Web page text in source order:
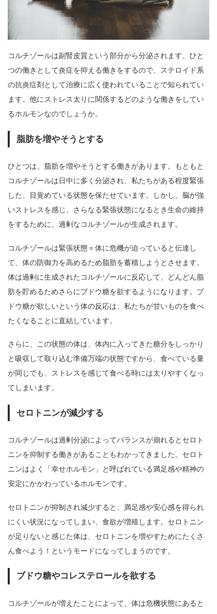
コルチゾールは副腎皮質という部分から分泌されます。ひと
つの働きとして炎症を抑える働きをするので、ステロイド系
の抗炎症剤として治療に広く使われていることで知られてい
ます。他にストレス太りに関係するどのような働きをしてい
るホルモンなのでしょうか。
脂肪を増やそうとする
ひとつは、脂肪を増やそうとする働きがあります。もともと
コルチゾールは日中に多く分泌され、私たちがある程度緊張
した、目覚めている状態を保たせています。しかし、脳が強
いストレスを感じ、さらなる緊張状態になるとき生命の維持
をするために、過剰なコルチゾールが生成されます。
コルチゾールは緊張状態＝体に危機が迫っていると伝達し
て、体の防御力を高めるため脂肪を蓄積しようとさせます。
体は過剰に生成されたコルチゾールに反応して、どんどん脂
肪を貯めるためさらにブドウ糖を欲するようになります。ブ
ドウ糖が欲しいという体の反応は、私たちが甘いものを食べ
たくなることに直結しています。
さらに、この状態の体は、体内に入ってきた糖分をしっかり
と吸収して取り込む準備万端の状態ですから、食べている量
が同じでも、ストレスを感じて食べる時には太りやすくなっ
てしまいます。
セロトニンが減少する
コルチゾールは過剰分泌によってバランスが崩れるとセロト
ニンを抑制する働きがあることもわかってきました。セロト
ニンはよく「幸せホルモン」と呼ばれている満足感や精神の
安定にかかわっているホルモンです。
セロトニンが抑制され減少すると、満足感や安心感を得られ
にくい状況になってしまい、食欲が増殖します。セロトニン
が足りないと感じた体は、セロトニンを増やすためにたくさ
ん食べよう！というモードになってしまうのです。
ブドウ糖やコレステロールを欲する
コルチゾールが増えたことによって、体は危機状態にあると